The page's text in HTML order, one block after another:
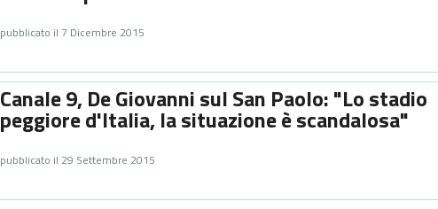
pubblicato il 7 Dicembre 2015
Canale 9, De Giovanni sul San Paolo: "Lo stadio
peggiore d'Italia, la situazione è scandalosa"
pubblicato il 29 Settembre 2015